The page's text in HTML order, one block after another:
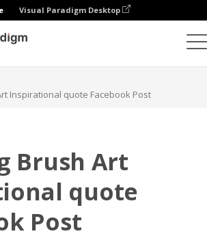
Visual Paradigm Desktop
Inspirational quote Facebook Post
Brush Art
quote
Post